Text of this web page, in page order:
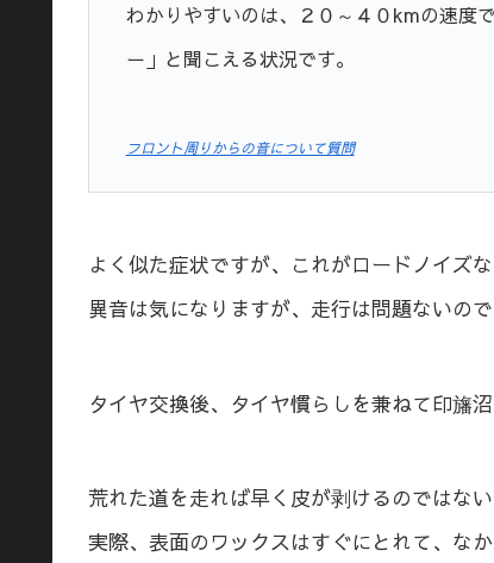
わかりやすいのは、２０～４０kmの速度
ー」と聞こえる状況です。
フロント周りからの音について質問
よく似た症状ですが、これがロードノイズ
異音は気になりますが、走行は問題ないの
タイヤ交換後、タイヤ慣らしを兼ねて印旛
荒れた道を走れば早く皮が剥けるのではな
実際、表面のワックスはすぐにとれて、な